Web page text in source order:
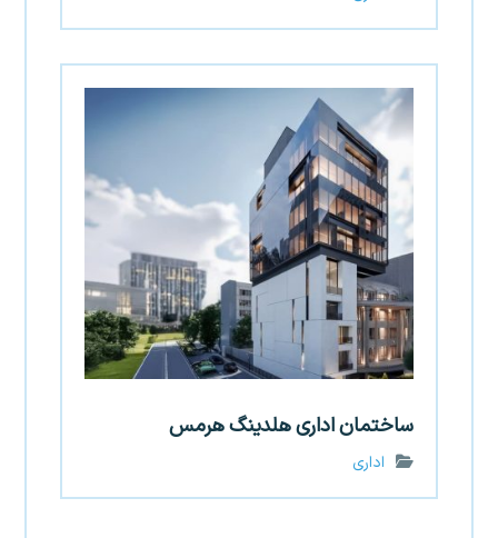
ساختمان اداری هلدینگ هرمس
اداری